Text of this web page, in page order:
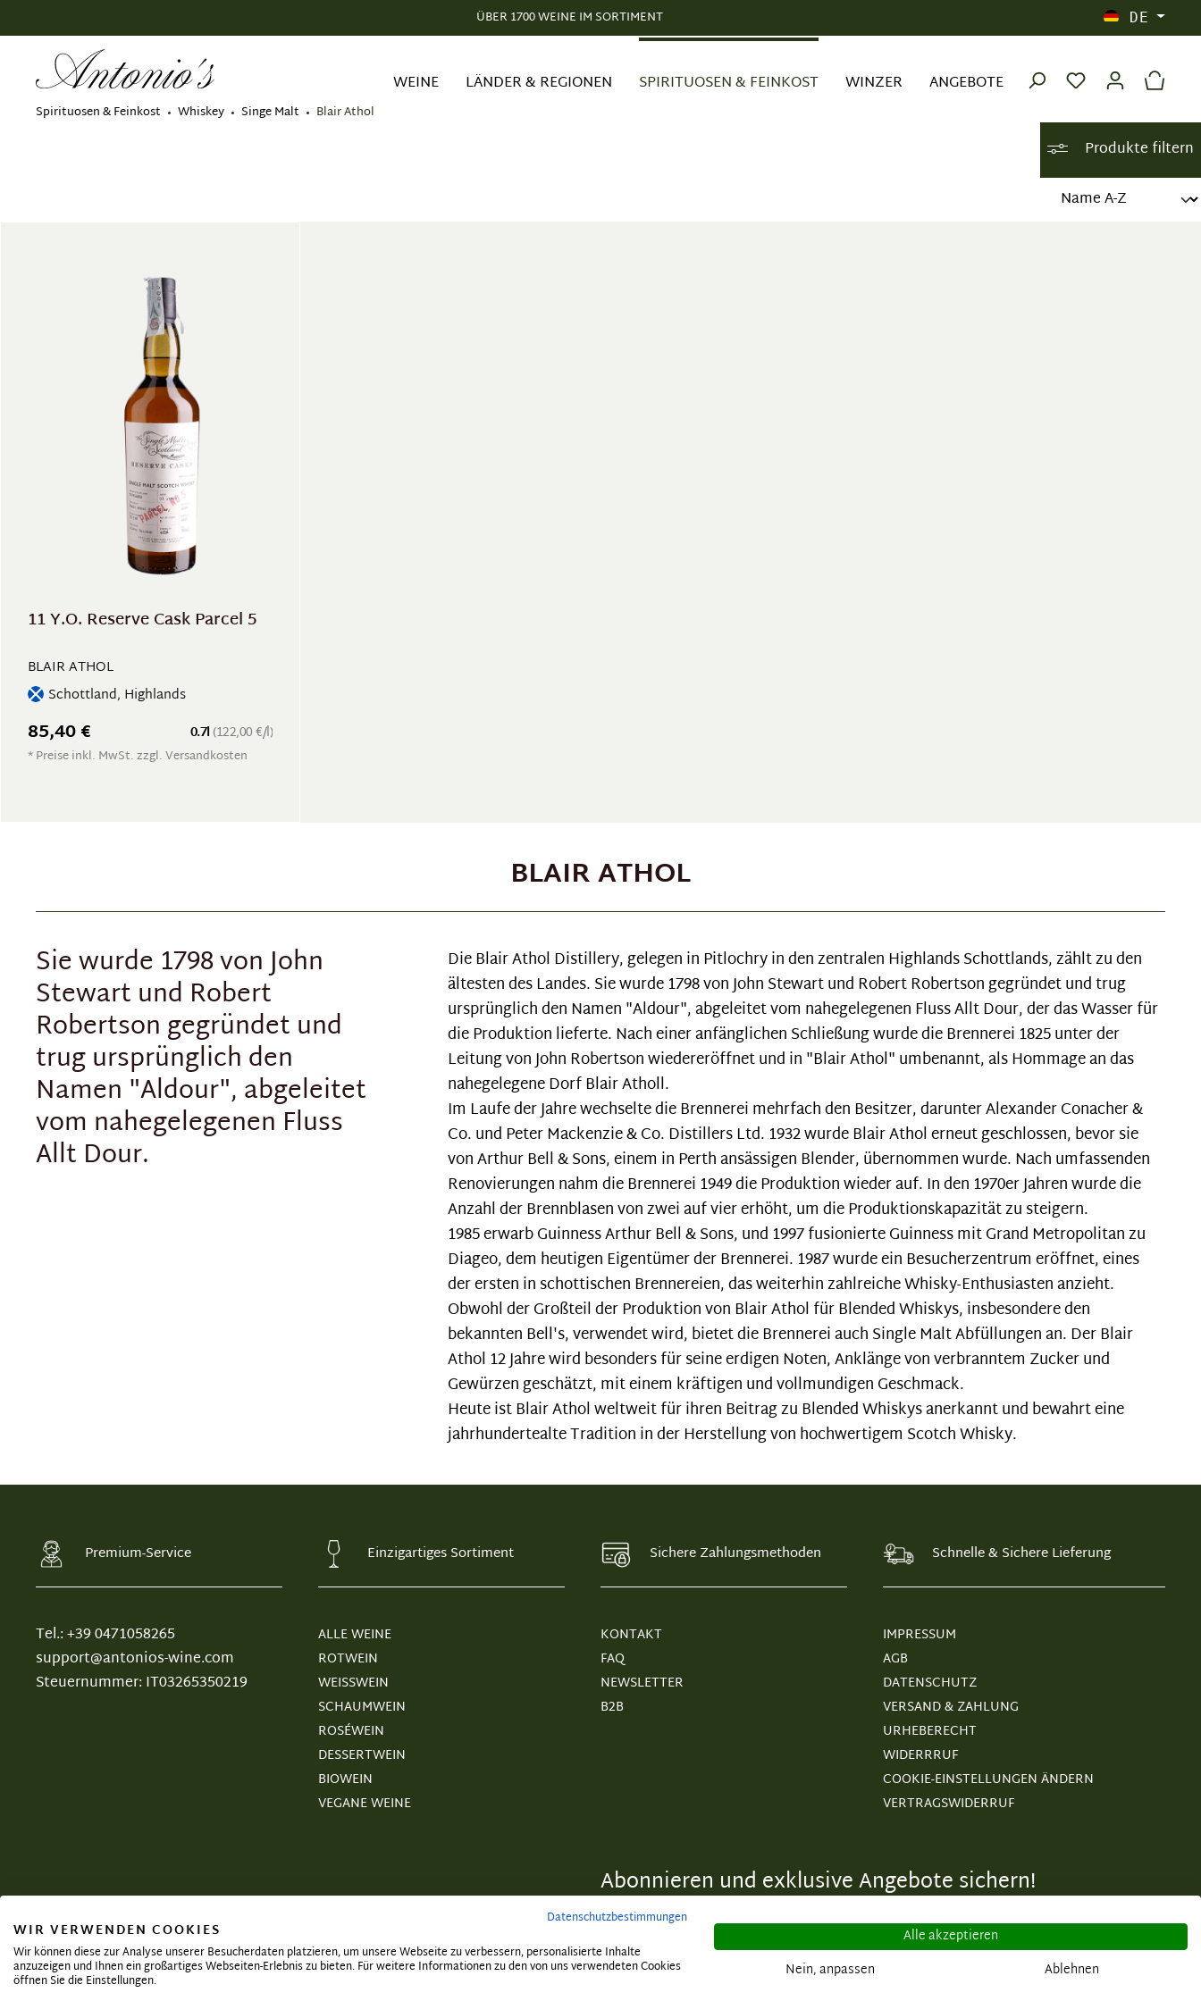
ÜBER 1700 WEINE IM SORTIMENT DE
Spirituosen & Feinkost Whiskey Singe Malt Blair Athol
WEINE LÄNDER & REGIONEN SPIRITUOSEN & FEINKOST WINZER ANGEBOTE
Produkte filtern
11 Y.O. Reserve Cask Parcel 5
BLAIR ATHOL
Schottland, Highlands
0.7l (122,00 €/l)
85,40 €
* Preise inkl. MwSt. zzgl. Versandkosten
BLAIR ATHOL
Sie wurde 1798 von John
Stewart und Robert
Robertson gegründet und
trug ursprünglich den
Namen "Aldour", abgeleitet
vom nahegelegenen Fluss
Allt Dour.
Die Blair Athol Distillery, gelegen in Pitlochry in den zentralen Highlands Schottlands, zählt zu den
ältesten des Landes. Sie wurde 1798 von John Stewart und Robert Robertson gegründet und trug
ursprünglich den Namen "Aldour", abgeleitet vom nahegelegenen Fluss Allt Dour, der das Wasser für
die Produktion lieferte. Nach einer anfänglichen Schließung wurde die Brennerei 1825 unter der
Leitung von John Robertson wiedereröffnet und in "Blair Athol" umbenannt, als Hommage an das
nahegelegene Dorf Blair Atholl.
Im Laufe der Jahre wechselte die Brennerei mehrfach den Besitzer, darunter Alexander Conacher &
Co. und Peter Mackenzie & Co. Distillers Ltd. 1932 wurde Blair Athol erneut geschlossen, bevor sie
von Arthur Bell & Sons, einem in Perth ansässigen Blender, übernommen wurde. Nach umfassenden
Renovierungen nahm die Brennerei 1949 die Produktion wieder auf. In den 1970er Jahren wurde die
Anzahl der Brennblasen von zwei auf vier erhöht, um die Produktionskapazität zu steigern.
1985 erwarb Guinness Arthur Bell & Sons, und 1997 fusionierte Guinness mit Grand Metropolitan zu
Diageo, dem heutigen Eigentümer der Brennerei. 1987 wurde ein Besucherzentrum eröffnet, eines
der ersten in schottischen Brennereien, das weiterhin zahlreiche Whisky-Enthusiasten anzieht.
Obwohl der Großteil der Produktion von Blair Athol für Blended Whiskys, insbesondere den
bekannten Bell's, verwendet wird, bietet die Brennerei auch Single Malt Abfüllungen an. Der Blair
Athol 12 Jahre wird besonders für seine erdigen Noten, Anklänge von verbranntem Zucker und
Gewürzen geschätzt, mit einem kräftigen und vollmundigen Geschmack.
Heute ist Blair Athol weltweit für ihren Beitrag zu Blended Whiskys anerkannt und bewahrt eine
jahrhundertealte Tradition in der Herstellung von hochwertigem Scotch Whisky.
Premium-Service Einzigartiges Sortiment Sichere Zahlungsmethoden Schnelle & Sichere Lieferung
Tel.: +39 0471058265
support@antonios-wine.com
Steuernummer: IT03265350219
ALLE WEINE
ROTWEIN
WEISSWEIN
SCHAUMWEIN
ROSÉWEIN
DESSERTWEIN
BIOWEIN
VEGANE WEINE
KONTAKT
FAQ
NEWSLETTER
B2B
IMPRESSUM
AGB
DATENSCHUTZ
VERSAND & ZAHLUNG
URHEBERECHT
WIDERRRUF
COOKIE-EINSTELLUNGEN ÄNDERN
VERTRAGSWIDERRUF
Abonnieren und exklusive Angebote sichern!
Datenschutzbestimmungen
WIR VERWENDEN COOKIES
Wir können diese zur Analyse unserer Besucherdaten platzieren, um unsere Webseite zu verbessern, personalisierte Inhalte
anzuzeigen und Ihnen ein großartiges Webseiten-Erlebnis zu bieten. Für weitere Informationen zu den von uns verwendeten Cookies
öffnen Sie die Einstellungen.
Alle akzeptieren
Nein, anpassen
Ablehnen